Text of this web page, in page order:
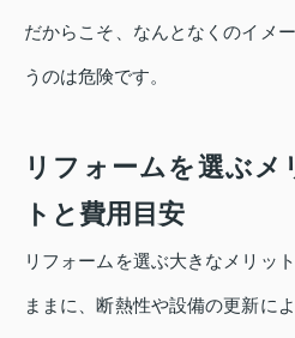
だからこそ、なんとなくのイメ
うのは危険です。
リフォームを選ぶメ
トと費用目安
リフォームを選ぶ大きなメリッ
ままに、断熱性や設備の更新に